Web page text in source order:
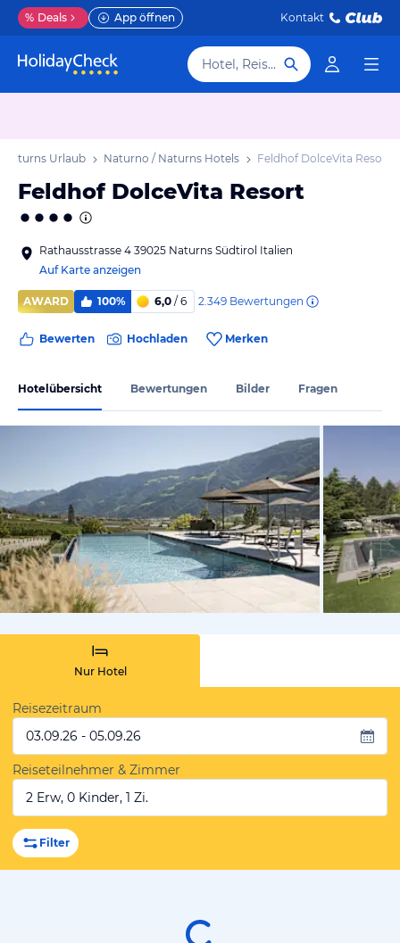
% Deals App öffnen Kontakt
Hotel, Reiseziel
Urlaub Naturno / Naturns Hotels Feldhof DolceVita Resort
Feldhof DolceVita Resort
Rathausstrasse 4 39025 Naturns Südtirol Italien
Auf Karte anzeigen
AWARD 100% 6,0 / 6 2.349 Bewertungen
Bewerten Hochladen Merken
Hotelübersicht Bewertungen Bilder Fragen
vom
Nur Hotel
Reisezeitraum
03.09.26 - 05.09.26
Reiseteilnehmer & Zimmer
2 Erw, 0 Kinder, 1 Zi.
Filter